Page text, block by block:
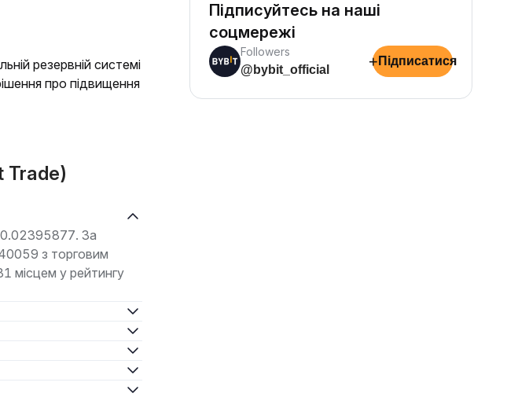
резервній системі
про підвищення
Trade)
За
з торговим
місцем у рейтингу
Підписуйтесь на наші
соцмережі
Followers
@bybit_official
+ Підписатися